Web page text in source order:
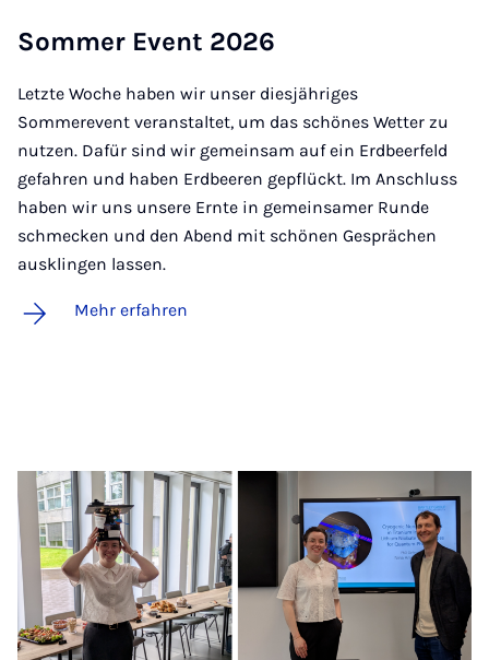
Som­mer Event 2026
Letzte Woche haben wir unser diesjähriges
Sommerevent veranstaltet, um das schönes Wetter zu
nutzen. Dafür sind wir gemeinsam auf ein Erdbeerfeld
gefahren und haben Erdbeeren gepflückt. Im Anschluss
haben wir uns unsere Ernte in gemeinsamer Runde
schmecken und den Abend mit schönen Gesprächen
ausklingen lassen.
Mehr erfahren